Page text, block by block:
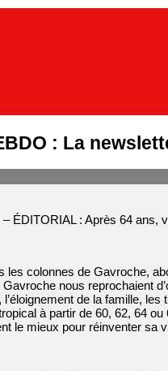
: La
ÉDITORIAL : Après 64 ans,
les colonnes de Gavroche,
nous reprochaient
l’éloignement de la famille,
à partir de 60, 62, 64
le mieux pour réinventer sa